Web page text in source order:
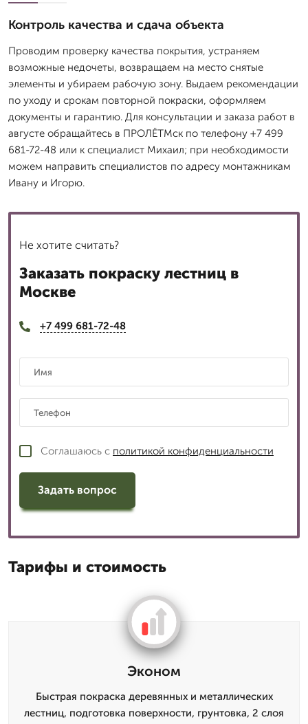
Контроль качества и сдача объекта
Проводим проверку качества покрытия, устраняем
возможные недочеты, возвращаем на место снятые
элементы и убираем рабочую зону. Выдаем рекомендации
по уходу и срокам повторной покраски, оформляем
документы и гарантию. Для консультации и заказа работ в
августе обращайтесь в ПРОЛЁТМск по телефону +7 499
681-72-48 или к специалист Михаил; при необходимости
можем направить специалистов по адресу монтажникам
Ивану и Игорю.
Не хотите считать?
Заказать покраску лестниц в
Москве
+7 499 681-72-48
Соглашаюсь с политикой конфиденциальности
Задать вопрос
Тарифы и стоимость
Эконом
Быстрая покраска деревянных и металлических
лестниц, подготовка поверхности, грунтовка, 2 слоя